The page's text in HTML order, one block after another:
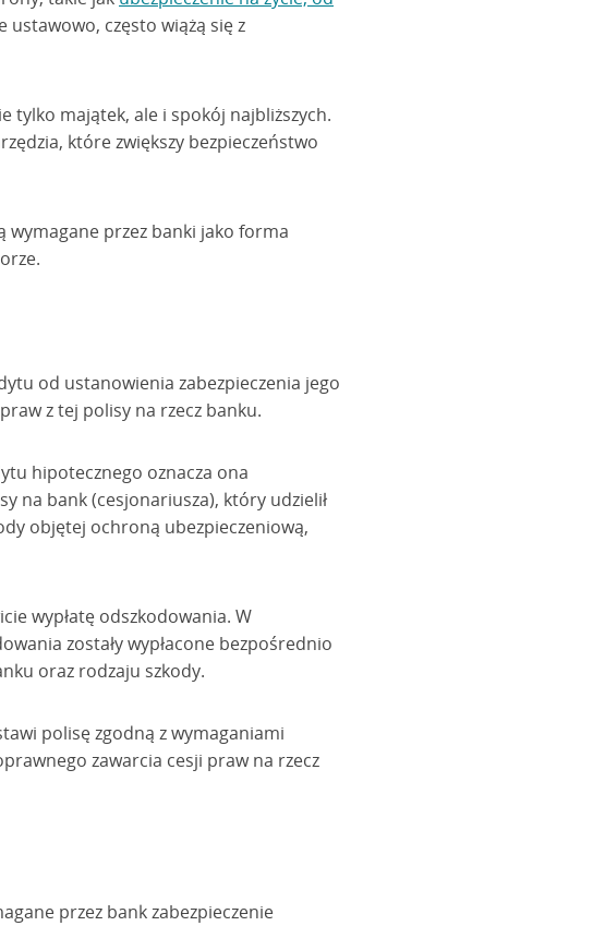
ustawowo, często wiążą się z
tylko majątek, ale i spokój najbliższych.
które zwiększy bezpieczeństwo
wymagane przez banki jako forma
od ustanowienia zabezpieczenia jego
z tej polisy na rzecz banku.
hipotecznego oznacza ona
na bank (cesjonariusza), który udzielił
objętej ochroną ubezpieczeniową,
wypłatę odszkodowania. W
zostały wypłacone bezpośrednio
oraz rodzaju szkody.
polisę zgodną z wymaganiami
zawarcia cesji praw na rzecz
przez bank zabezpieczenie